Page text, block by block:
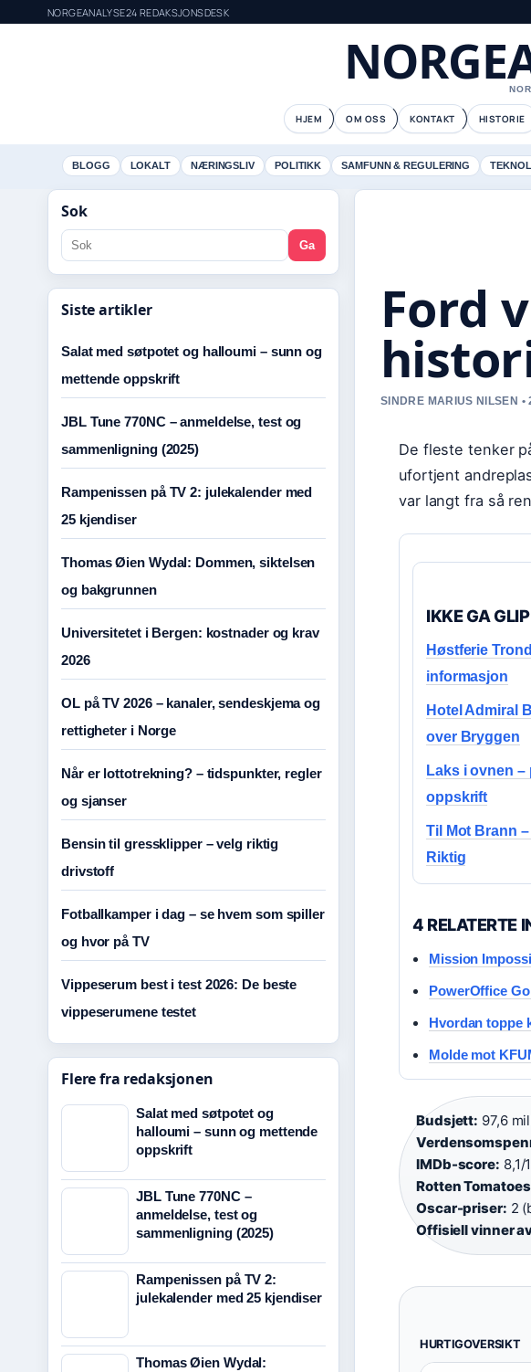
NORGEANALYSE24 REDAKSJONSDESK
HJEM OM OSS KONTAKT HISTORIE
BLOGG LOKALT NÆRINGSLIV POLITIKK SAMFUNN & REGULERING
Ford
SINDRE MARIUS NILSEN •
De fleste tenker
ufortjent
var langt fra så
IKKE GA
Høstferie
informasjon
Hotel Admiral
over Bryggen
Laks i ovnen
oppskrift
Til Mot Brann
Riktig
4 RELATERTE
Mission
PowerOffice
Hvordan toppe
Molde mot
Budsjett: 97,6
IMDb-score: 8,1/
Rotten
Oscar-priser: 2
Offisiell vinner
HURTIGOVERSIKT
Sok
Ga
Siste artikler
Salat med søtpotet og halloumi – sunn og
mettende oppskrift
JBL Tune 770NC – anmeldelse, test og
sammenligning (2025)
Rampenissen på TV 2: julekalender med
25 kjendiser
Thomas Øien Wydal: Dommen, siktelsen
og bakgrunnen
Universitetet i Bergen: kostnader og krav
2026
OL på TV 2026 – kanaler, sendeskjema og
rettigheter i Norge
Når er lottotrekning? – tidspunkter, regler
og sjanser
Bensin til gressklipper – velg riktig
drivstoff
Fotballkamper i dag – se hvem som spiller
og hvor på TV
Vippeserum best i test 2026: De beste
vippeserumene testet
Flere fra redaksjonen
Salat med søtpotet og
halloumi – sunn og mettende
oppskrift
JBL Tune 770NC –
anmeldelse, test og
sammenligning (2025)
Rampenissen på TV 2:
julekalender med 25 kjendiser
Thomas Øien Wydal: